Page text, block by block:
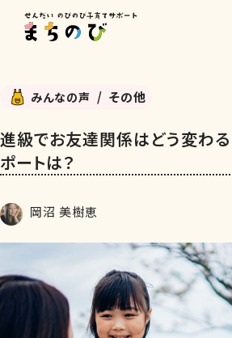
みんなの声 その他
進級でお友達関係はどう変わ
ポートは？
岡沼 美樹恵